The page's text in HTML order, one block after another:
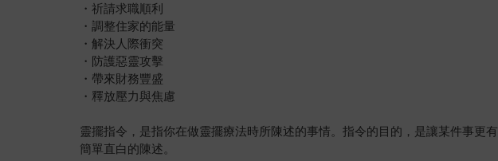
・祈請求職順利
・調整住家的能量
・解決人際衝突
・防護惡靈攻擊
・帶來財務豐盛
・釋放壓力與焦慮
靈擺指令，是指你在做靈擺療法時所陳述的事情。指令的目的，是讓某件事
簡單直白的陳述。